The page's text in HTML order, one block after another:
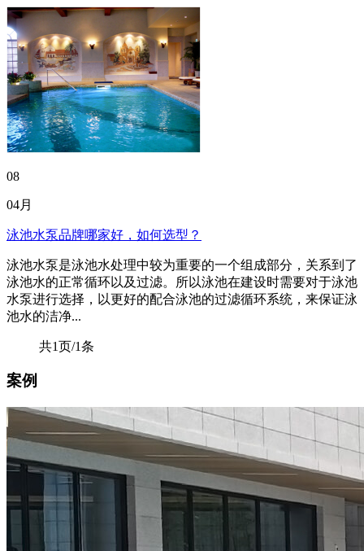
08
04月
泳池水泵品牌哪家好，如何选型？
泳池水泵是泳池水处理中较为重要的一个组成部分，关系到了
泳池水的正常循环以及过滤。所以泳池在建设时需要对于泳池
水泵进行选择，以更好的配合泳池的过滤循环系统，来保证泳
池水的洁净...
共1页/1条
案例